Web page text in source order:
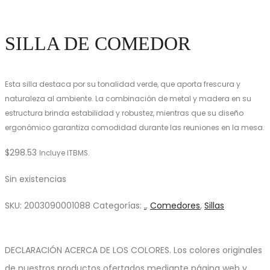
SILLA DE COMEDOR
Esta silla destaca por su tonalidad verde, que aporta frescura y
naturaleza al ambiente. La combinación de metal y madera en su
estructura brinda estabilidad y robustez, mientras que su diseño
ergonómico garantiza comodidad durante las reuniones en la mesa.
$298.53 Incluye ITBMS.
Sin existencias
SKU: 2003090001088 Categorías: ., Comedores, Sillas
DECLARACIÓN ACERCA DE LOS COLORES. Los colores originales